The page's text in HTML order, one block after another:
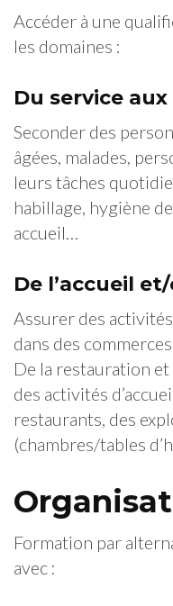
Accéder à une
les domaines :
Du service
Seconder des
âgées, malades,
leurs tâches
habillage, hygiène
accueil…
De l’accueil
Assurer des
dans des
De la restauration
des activités
restaurants, des
(chambres/tables
Formation par
avec :